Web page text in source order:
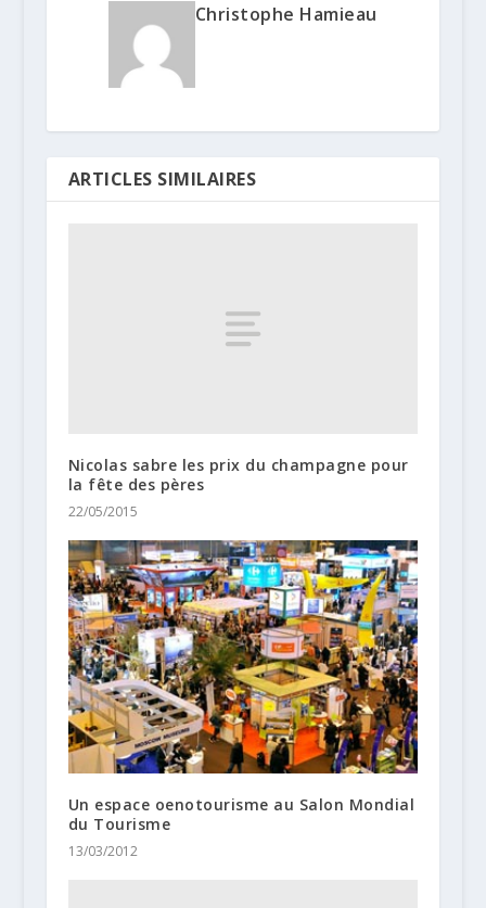
Christophe Hamieau
ARTICLES SIMILAIRES
Nicolas sabre les prix du champagne pour
la fête des pères
22/05/2015
Un espace oenotourisme au Salon Mondial
du Tourisme
13/03/2012